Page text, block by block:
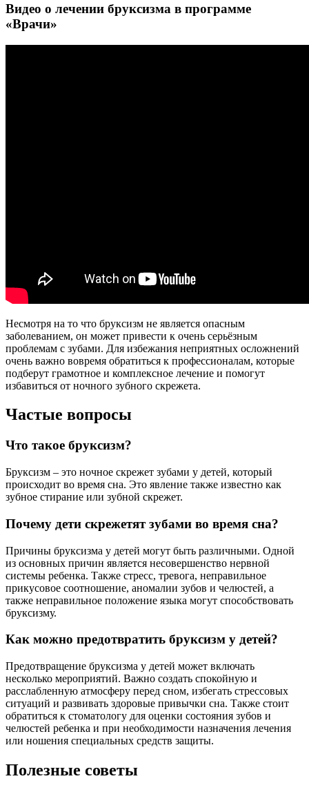
Видео о лечении бруксизма в программе
«Врачи»
Несмотря на то что бруксизм не является опасным
заболеванием, он может привести к очень серьёзным
проблемам с зубами. Для избежания неприятных осложнений
очень важно вовремя обратиться к профессионалам, которые
подберут грамотное и комплексное лечение и помогут
избавиться от ночного зубного скрежета.
Частые вопросы
Что такое бруксизм?
Бруксизм – это ночное скрежет зубами у детей, который
происходит во время сна. Это явление также известно как
зубное стирание или зубной скрежет.
Почему дети скрежетят зубами во время сна?
Причины бруксизма у детей могут быть различными. Одной
из основных причин является несовершенство нервной
системы ребенка. Также стресс, тревога, неправильное
прикусовое соотношение, аномалии зубов и челюстей, а
также неправильное положение языка могут способствовать
бруксизму.
Как можно предотвратить бруксизм у детей?
Предотвращение бруксизма у детей может включать
несколько мероприятий. Важно создать спокойную и
расслабленную атмосферу перед сном, избегать стрессовых
ситуаций и развивать здоровые привычки сна. Также стоит
обратиться к стоматологу для оценки состояния зубов и
челюстей ребенка и при необходимости назначения лечения
или ношения специальных средств защиты.
Полезные советы